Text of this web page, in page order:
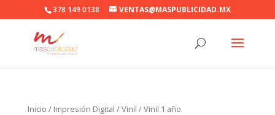
378 149 0138 VENTAS@MASPUBLICIDAD.MX
Inicio / Impresión Digital /Vinil / Vinil 1 año